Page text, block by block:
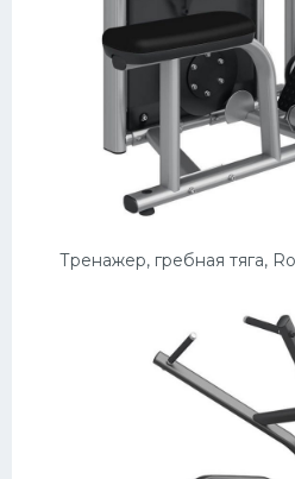
Тренажер, гребная тяга,